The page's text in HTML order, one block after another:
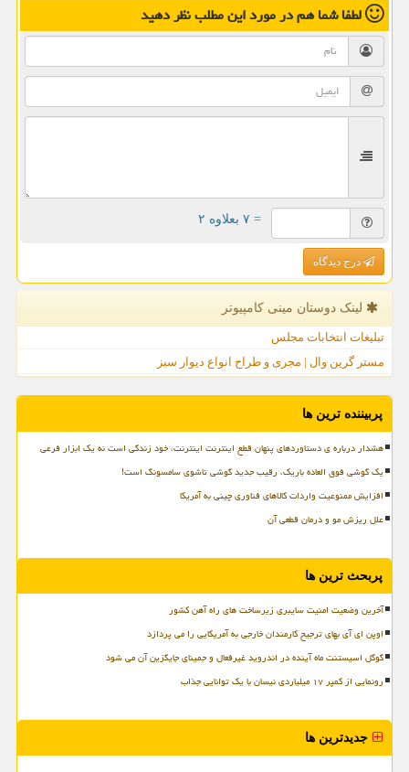
لطفا شما همدر مورد این مطلبنظر دهید
= ۷ بعلاوه ۲
درج دیدگاه
لینک دوستان مینی كامپیوتر
تبلیغات انتخابات مجلس
مستر گرین وال | مجری و طراح انواع دیوار سبز
پربیننده ترین ها
هشدار درباره ی دستاوردهای پنهان قطع اینترنت اینترنت، خود زندگی است نه یک ابزار فرعی
یک گوشی فوق العاده باریک، رقیب جدید گوشی تاشوی سامسونگ است!
افزایش ممنوعیت واردات کالاهای فناوری چینی به آمریکا
علل ریزش مو و درمان قطعی آن
پربحث ترین ها
آخرین وضعیت امنیت سایبری زیرساخت های راه آهن کشور
اوپن ای آی بهای ترجیح کارمندان خارجی به آمریکایی را می پردازد
گوگل اسیستنت ماه آینده در اندروید غیرفعال و جمینای جایگزین آن می شود
رونمایی از کمپر ۱۷ میلیاردی نیسان با یک توانایی جذاب
جدیدترین ها